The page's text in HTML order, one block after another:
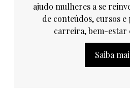
ajudo mulheres a se
de conteúdos, cursos
carreira, bem-estar
Saiba